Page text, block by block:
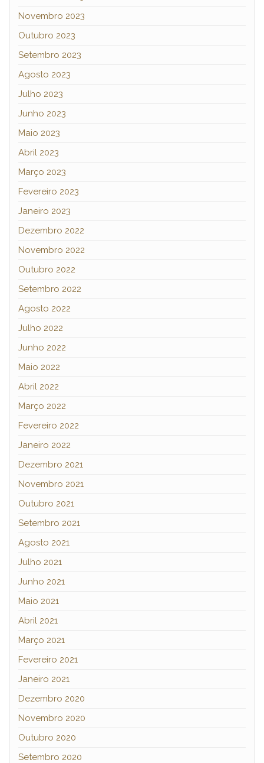
Novembro 2023
Outubro 2023
Setembro 2023
Agosto 2023
Julho 2023
Junho 2023
Maio 2023
Abril 2023
Março 2023
Fevereiro 2023
Janeiro 2023
Dezembro 2022
Novembro 2022
Outubro 2022
Setembro 2022
Agosto 2022
Julho 2022
Junho 2022
Maio 2022
Abril 2022
Março 2022
Fevereiro 2022
Janeiro 2022
Dezembro 2021
Novembro 2021
Outubro 2021
Setembro 2021
Agosto 2021
Julho 2021
Junho 2021
Maio 2021
Abril 2021
Março 2021
Fevereiro 2021
Janeiro 2021
Dezembro 2020
Novembro 2020
Outubro 2020
Setembro 2020